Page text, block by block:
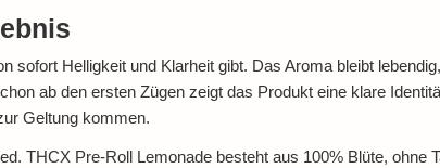
sofort Helligkeit und Klarheit gibt. Das Aroma bleibt
ab den ersten Zügen zeigt das Produkt eine klare
Geltung kommen.
THCX Pre-Roll Lemonade besteht aus 100% Blüte, ohne